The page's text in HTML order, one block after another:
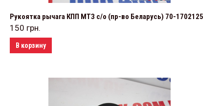
Рукоятка рычага КПП МТЗ с/о (пр-во Беларусь) 70-1702125
150 грн.
В корзину